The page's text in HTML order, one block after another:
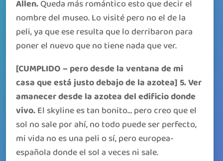
Allen.Queda más romántico esto que decir el
nombre del museo. Lo visité pero no el de la
peli, ya que ese resulta que lo derribaron para
poner el nuevo que no tiene nada que ver.
[CUMPLIDO – pero desde la ventana de mi
casa que está justo debajo de la azotea] 5. Ver
amanecer desde la azotea del edificio donde
vivo.El skyline es tan bonito… pero creo que el
sol no sale por ahí, no todo puede ser perfecto,
mi vida no es una peli o sí, pero europea-
española donde el sol a veces ni sale.